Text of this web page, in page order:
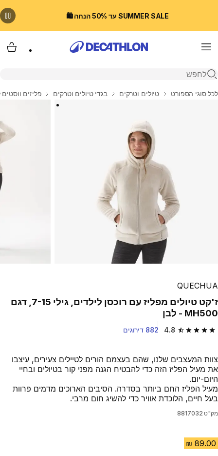
SUMMER SALE עד 50% הנחה 🛍️
Menu
פתיחת חיפוש
בית
לכל סוגי הספורט טיולים וטרקים בגדי טיולים וטרקים פליזים ווסטים
QUECHUA
ז'קט טיולים מפליז עם רוכסן לילדים, גילי 7-15, דגם
MH500 - לבן
4.8 4.8 out of 5 stars from 882 reviews 882 דירוגים
צוות המעצבים שלנו, שהם בעצמם הורים לטיילים צעירים, עיצבו
את מעיל הפליז הזה כדי להבטיח הגנה מפני קור בטיולים ובחיי
היום-יום.
מעיל הפליז החם ביותר בסדרה. הסיבים הארוכים מדמים פרוות
בעל חיים, הלוכדת אוויר כדי להשיג חום מרבי.
מק"ט 8817032